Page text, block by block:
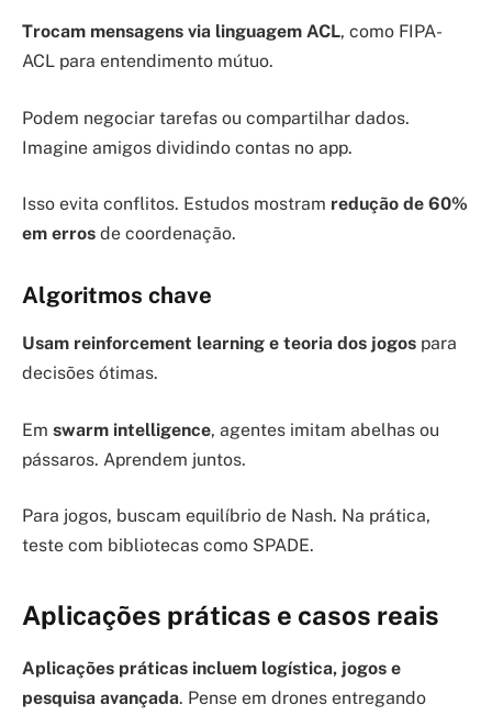
Trocam mensagens via linguagem ACL, como FIPA-
ACL para entendimento mútuo.
Podem negociar tarefas ou compartilhar dados.
Imagine amigos dividindo contas no app.
Isso evita conflitos. Estudos mostram redução de 60%
em erros de coordenação.
Algoritmos chave
Usam reinforcement learning e teoria dos jogos para
decisões ótimas.
Em swarm intelligence, agentes imitam abelhas ou
pássaros. Aprendem juntos.
Para jogos, buscam equilíbrio de Nash. Na prática,
teste com bibliotecas como SPADE.
Aplicações práticas e casos reais
Aplicações práticas incluem logística, jogos e
pesquisa avançada. Pense em drones entregando